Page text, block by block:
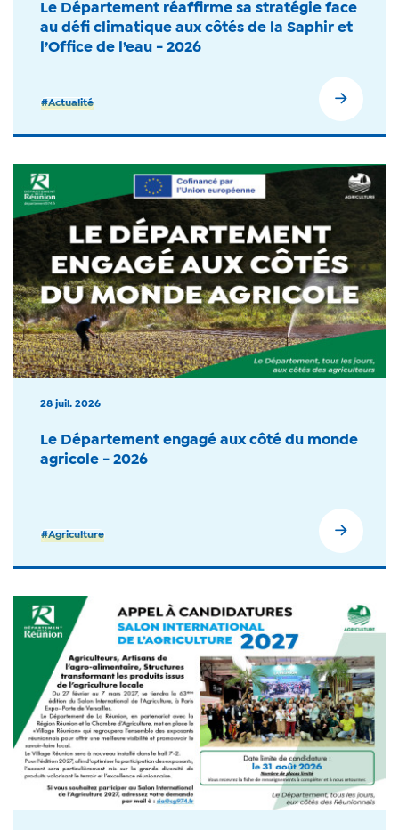
Le Département réaffirme sa stratégie face
au défi climatique aux côtés de la Saphir et
l’Office de l’eau - 2026
#Actualité
28 juil. 2026
Le Département engagé aux côté du monde
agricole - 2026
#Agriculture